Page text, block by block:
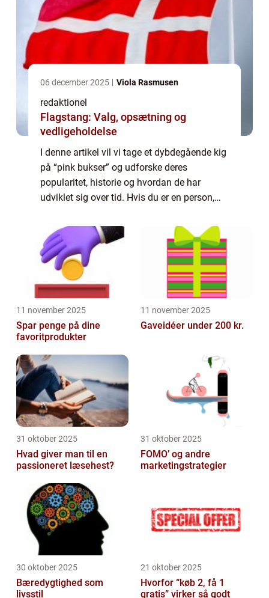
06 december 2025 Viola Rasmusen
redaktionel
Flagstang: Valg, opsætning og
vedligeholdelse
I denne artikel vil vi tage et dybdegående kig
på “pink bukser” og udforske deres
popularitet, historie og hvordan de har
udviklet sig over tid. Hvis du er en person,
er på udkig efter infor...
11 november 2025
Spar penge på dine
favoritprodukter
11 november 2025
Gaveidéer under 200 kr.
31 oktober 2025
Hvad giver man til en
passioneret læsehest?
31 oktober 2025
FOMO’ og andre
marketingstrategier
30 oktober 2025
Bæredygtighed som
livsstil
21 oktober 2025
Hvorfor “køb 2, få 1
gratis” virker så godt